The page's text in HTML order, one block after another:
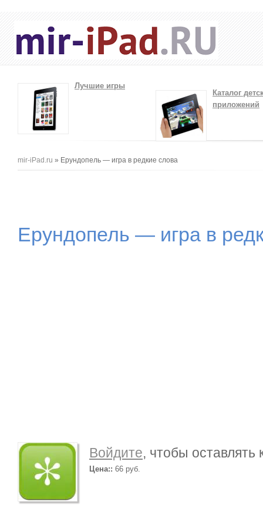
Лучшие игры
Каталог
приложений
Вы здесь
mir-iPad.ru » Ерундопель — игра в редкие слова
Ерундопель — игра в
Войдите, чтобы
Цена:: 66 руб.